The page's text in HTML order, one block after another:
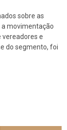
sobre as
a movimentação
vereadores e
do segmento, foi